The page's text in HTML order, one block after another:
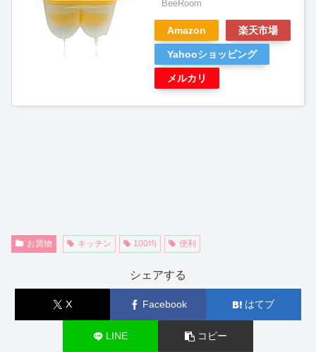
BeeRoom
Amazon 楽天市場
Yahooショッピング
メルカリ
お買物 キッチン 100均 便利
シェアする
X Facebook はてブ
LINE コピー